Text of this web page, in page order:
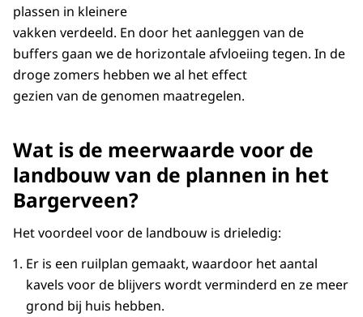
plassen in kleinere
vakken verdeeld. En door het aanleggen van de
buffers gaan we de horizontale afvloeiing tegen. In de
droge zomers hebben we al het effect
gezien van de genomen maatregelen.
Wat is de meerwaarde voor de
landbouw van de plannen in het
Bargerveen?
Het voordeel voor de landbouw is drieledig:
Er is een ruilplan gemaakt, waardoor het aantal
kavels voor de blijvers wordt verminderd en ze meer
grond bij huis hebben.